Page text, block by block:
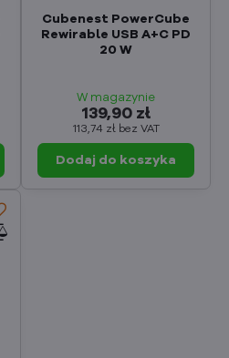
Cubenest PowerCube
Rewirable USB A+C PD
20 W
W magazynie
139,90 zł
113,74 zł bez VAT
Dodaj do koszyka